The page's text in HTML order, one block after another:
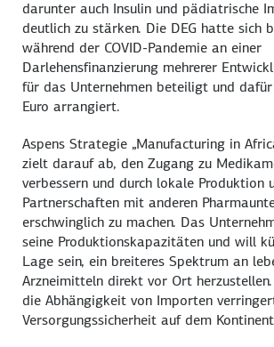
darunter auch Insulin und pädiatrische
deutlich zu stärken. Die DEG hatte sich
während der COVID-Pandemie an einer
Darlehensfinanzierung mehrerer
für das Unternehmen beteiligt und
Euro arrangiert.
Aspens Strategie „Manufacturing in
zielt darauf ab, den Zugang zu
verbessern und durch lokale Produktion
Partnerschaften mit anderen
erschwinglich zu machen. Das
seine Produktionskapazitäten und will
Lage sein, ein breiteres Spektrum an
Arzneimitteln direkt vor Ort
die Abhängigkeit von Importen
Versorgungssicherheit auf dem